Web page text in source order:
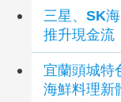
三星、SK
推升現金流
宜蘭頭城特
海鮮料理新